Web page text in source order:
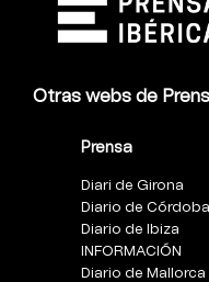
Otras webs de
Prensa
Diari de Girona
Diario de Córdoba
Diario de Ibiza
INFORMACIÓN
Diario de Mallorca